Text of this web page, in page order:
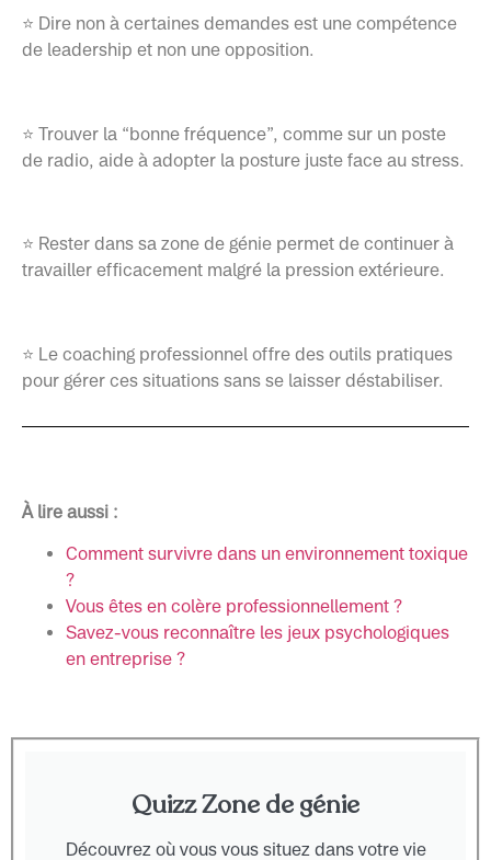
⭐ Dire non à certaines demandes est une compétence
de leadership et non une opposition.
⭐ Trouver la “bonne fréquence”, comme sur un poste
de radio, aide à adopter la posture juste face au stress.
⭐ Rester dans sa zone de génie permet de continuer à
travailler efficacement malgré la pression extérieure.
⭐ Le coaching professionnel offre des outils pratiques
pour gérer ces situations sans se laisser déstabiliser.
À lire aussi :
Comment survivre dans un environnement toxique
?
Vous êtes en colère professionnellement ?
Savez-vous reconnaître les jeux psychologiques
en entreprise ?
Quizz Zone de génie
Découvrez où vous vous situez dans votre vie